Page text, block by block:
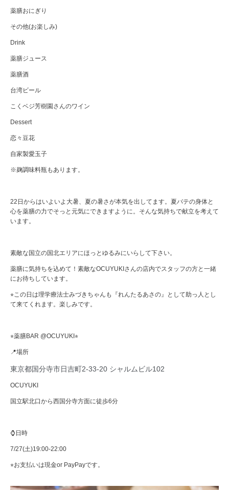
薬膳おにぎり
その他(お楽しみ)
Drink
薬膳ジュース
薬膳酒
台湾ビール
こくベジ芳樹園さんのワイン
Dessert
恋々豆花
自家製愛玉子
※麹調味料瓶もあります。
22日からはいよいよ大暑、夏の暑さが本気を出してます。夏バテの身体と
心を薬膳の力でそっと元気にできますように。そんな気持ちで献立を考えて
います。
素敵な国立の国北エリアにほっとゆるみにいらして下さい。
薬膳に気持ちを込めて！素敵なOCUYUKIさんの店内でスタッフの方と一緒
にお待ちしています。
⭐︎この日は理学療法士みづきちゃんも『れんたるあさの』として助っ人とし
て来てくれます。楽しみです。
⭐︎薬膳BAR @OCUYUKI⭐︎
📍場所
東京都国分寺市日吉町2-33-20 シャルムビル102
OCUYUKI
国立駅北口から西国分寺方面に徒歩6分
⌚️日時
7/27(土)19:00-22:00
⭐︎お支払いは現金or PayPayです。